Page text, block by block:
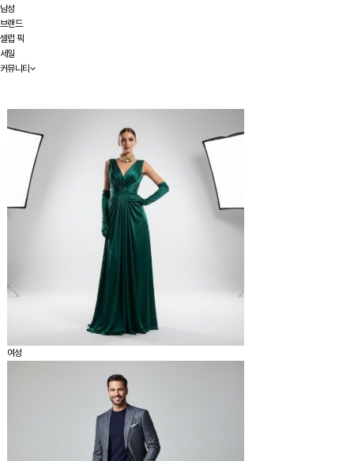
남성
브랜드
셀럽 픽
세일
커뮤니티
여성